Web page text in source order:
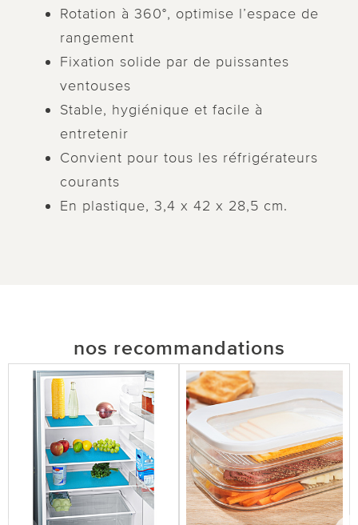
Rotation à 360°, optimise l’espace de
rangement
Fixation solide par de puissantes
ventouses
Stable, hygiénique et facile à
entretenir
Convient pour tous les réfrigérateurs
courants
En plastique, 3,4 x 42 x 28,5 cm.
nos recommandations